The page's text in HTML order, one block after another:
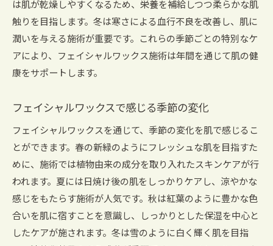
は肌が乾燥しやすくなるため、栄養を補給しつつ柔らかな肌
触りを目指します。冬は寒さによる血行不良を改善し、肌に
潤いを与える施術が重要です。これらの季節ごとの特別なケ
アにより、フェイシャルワックス施術は年間を通じて肌の健
康をサポートします。
フェイシャルワックスで感じる季節の変化
フェイシャルワックスを通じて、季節の変化を肌で感じるこ
とができます。春の新緑のようにフレッシュな肌を目指すた
めに、施術では植物由来の成分を取り入れたスキンケアが行
われます。夏には日焼け後の肌をしっかりケアし、涼やかな
感じをもたらす施術が人気です。秋は紅葉のように豊かな色
合いを肌に宿すことを意識し、しっかりとした保湿を中心と
したケアが施されます。冬は雪のように白く輝く肌を目指